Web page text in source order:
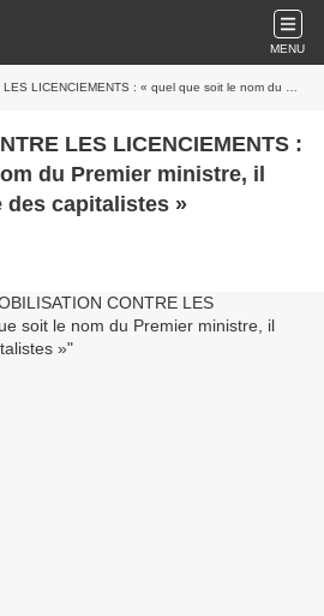
MENU
: « quel que soit le nom du Premier ministre, il mènera la politique des capitalistes »
LES LICENCIEMENTS :
du Premier ministre, il
des capitalistes »